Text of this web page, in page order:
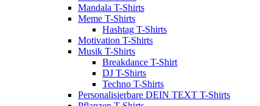
Mandala T-Shirts
Meme T-Shirts
Hashtag T-Shirts
Motivation T-Shirts
Musik T-Shirts
Breakdance T-Shirt
DJ T-Shirts
Techno T-Shirts
Personalisierbare DEIN TEXT T-Shirts